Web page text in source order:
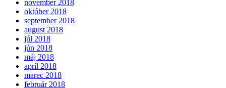
november 2018
október 2018
september 2018
august 2018
júl 2018
jún 2018
máj 2018
apríl 2018
marec 2018
február 2018